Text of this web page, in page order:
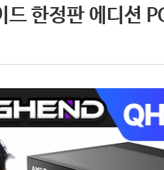
드 한정판 에디션